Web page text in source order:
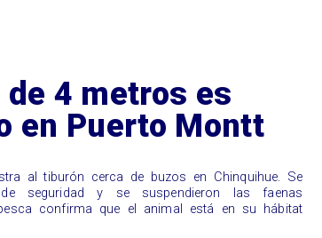
4 metros es
en Puerto Montt
al tiburón cerca de buzos en Chinquihue. Se
seguridad y se suspendieron las faenas
confirma que el animal está en su hábitat